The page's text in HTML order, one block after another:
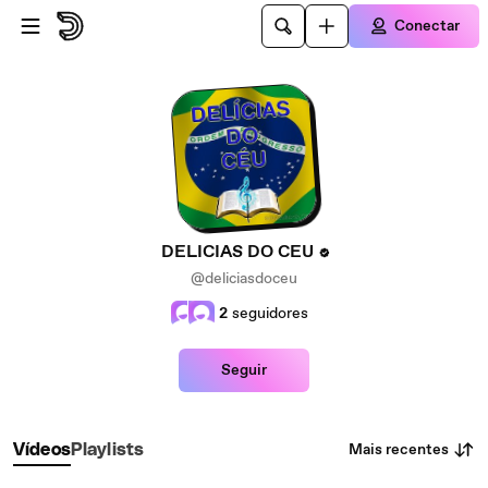
Ir para o conteúdo principal
Conectar
DELICIAS DO CEU
@deliciasdoceu
2 seguidores
Seguir
VídeosPlaylists Mais recentes